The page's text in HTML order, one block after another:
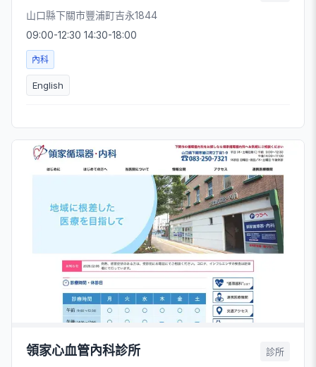
山口縣下關市豐浦町吉永1844
09:00-12:30 14:30-18:00
內科
English
領家心血管內科診所 診所